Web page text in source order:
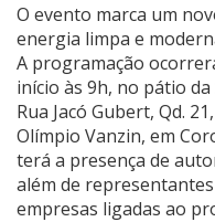
O evento marca um
energia limpa e
A programação
início às 9h, no pátio da
Rua Jacó Gubert, Qd.
Olímpio Vanzin, em
terá a presença de
além de
empresas ligadas ao